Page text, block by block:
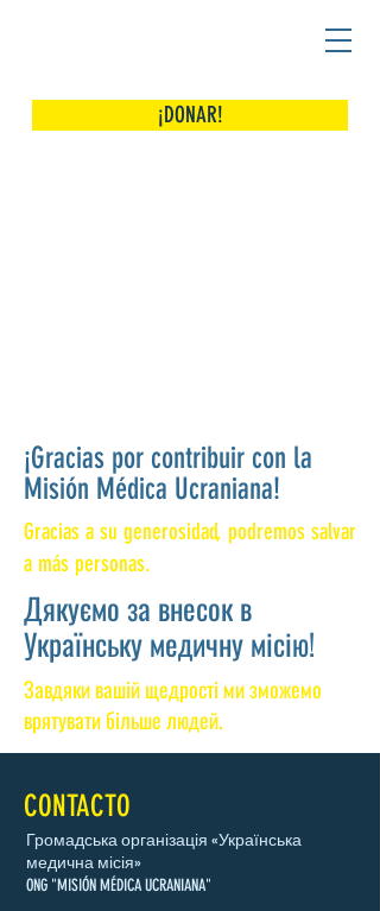
¡DONAR!
¡Gracias por contribuir con la
Misión Médica Ucraniana!
Gracias a su generosidad, podremos salvar
a más personas.
Дякуємо за внесок в
Українську медичну місію!
Завдяки вашій щедрості ми зможемо
врятувати більше людей.
CONTACTO
Громадська організація «Українська
медична місія»
ONG "MISIÓN MÉDICA UCRANIANA"